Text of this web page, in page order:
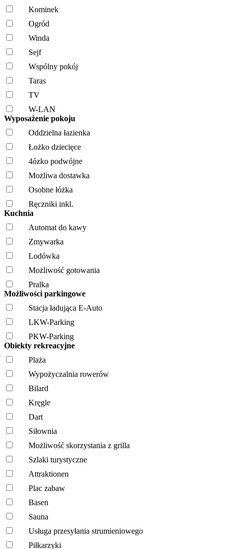
Kominek
Ogród
Winda
Sejf
Wspólny pokój
Taras
TV
W-LAN
Wyposażenie pokoju
Oddzielna łazienka
Łożko dziecięce
4ózko podwójne
Możliwa dostawka
Osobne łóżka
Ręczniki inkl.
Kuchnia
Automat do kawy
Zmywarka
Lodówka
Możliwość gotowania
Pralka
Możliwości parkingowe
Stacja ładująca E-Auto
LKW-Parking
PKW-Parking
Obiekty rekreacyjne
Plaża
Wypożyczalnia rowerów
Bilard
Kręgle
Dart
Siłownia
Możliwość skorzystania z grilla
Szlaki turystyczne
Attraktionen
Plac zabaw
Basen
Sauna
Usługa przesyłania strumieniowego
Piłkarzyki